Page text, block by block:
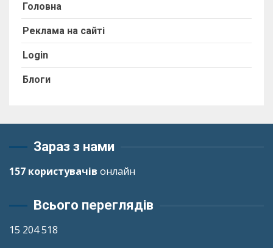
Головна
Реклама на сайті
Login
Блоги
Зараз з нами
157 користувачів онлайн
Всього переглядів
15 204 518